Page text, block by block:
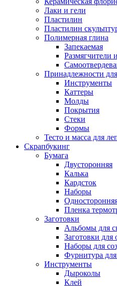
Лаки и гели
Пластилин
Пластилин
Полимерная глина
Запекаемая
Размягчители
Принадлежности
Инструменты
Каттеры
Молды
Покрытия
Стеки
Формы
Тесто и масса для
Скрапбукинг
Бумага
Двусторонняя
Калька
Кардсток
Наборы
Пленка
Заготовки
Альбомы для
Заготовки для
Наборы для
Фурнитура
Инструменты
Дыроколы
Клей